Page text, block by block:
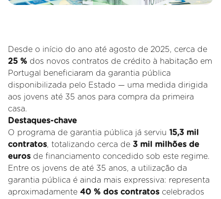
Desde o início do ano até agosto de 2025, cerca de
25 % dos novos contratos de crédito à habitação em
Portugal beneficiaram da garantia pública
disponibilizada pelo Estado — uma medida dirigida
aos jovens até 35 anos para compra da primeira
casa.
Destaques-chave
O programa de garantia pública já serviu 15,3 mil
contratos, totalizando cerca de 3 mil milhões de
euros de financiamento concedido sob este regime.
Entre os jovens de até 35 anos, a utilização da
garantia pública é ainda mais expressiva: representa
aproximadamente 40 % dos contratos celebrados